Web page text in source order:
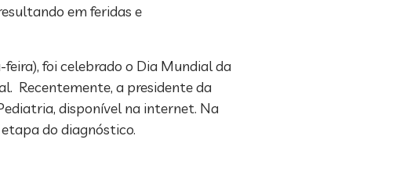
em feridas e
foi celebrado o Dia Mundial da
Recentemente, a presidente da
disponível na internet. Na
do diagnóstico.